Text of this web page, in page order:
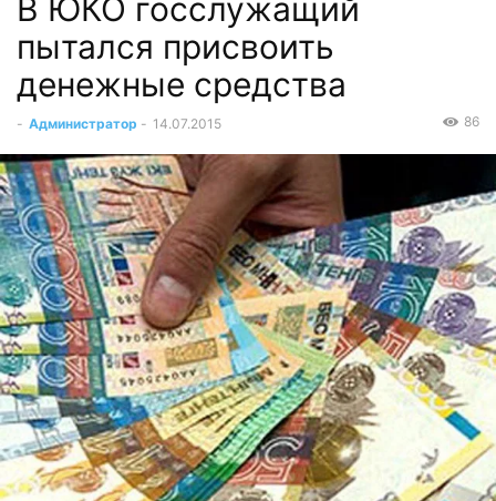
В ЮКО госслужащий
пытался присвоить
денежные средства
- Администратор - 14.07.2015 86